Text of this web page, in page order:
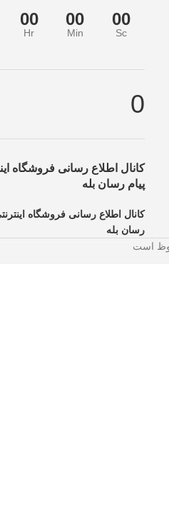
00
Hr
00
Min
00
Sc
0
کانال اطلاع رسانی فروشگاه
پیام رسان بله
کانال اطلاع رسانی فروشگاه
رسان بله
دریافت بهترین قیمت با بالاترین
است